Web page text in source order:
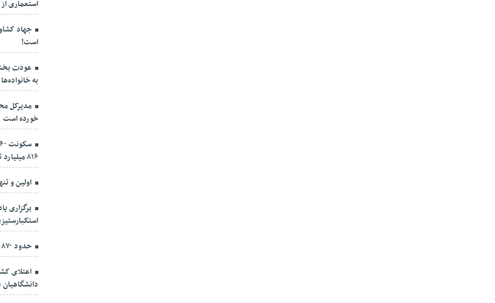
استعماری
جهاد
است!
عودت
به خانواده‌ها
مدیرکل
خورده است
۸۱۶ میلیارد تومان در طرح‌های بازآفرینی یزد
اولین و
برگزاری
حدود ۸۷۰ زائر یزدی راهی سرزمین وحی می‌شوند
اعتلای